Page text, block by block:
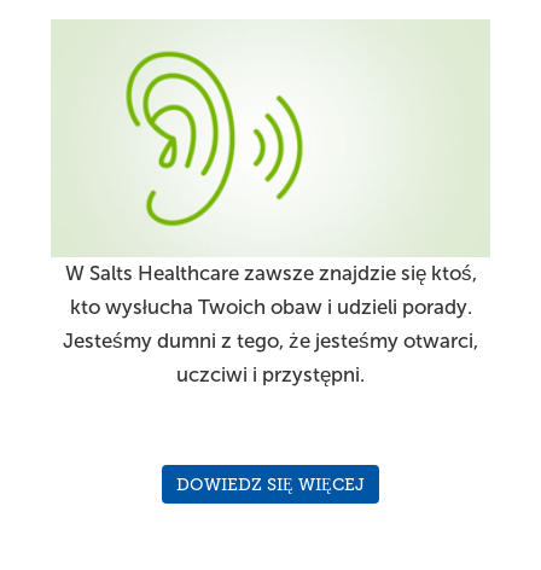
W Salts Healthcare zawsze znajdzie się ktoś,
kto wysłucha Twoich obaw i udzieli porady.
Jesteśmy dumni z tego, że jesteśmy otwarci,
uczciwi i przystępni.
DOWIEDZ SIĘ WIĘCEJ